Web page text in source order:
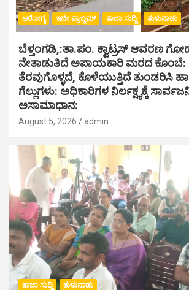
ಆರೋಗ್ಯ ಇದೇ ಪ್ರಾಬ್ಲಮ್ ತಾಜಾ ಸುದ್ದಿ ತುಳುನಾಡು
ಬೆಳ್ತಂಗಡಿ,:ತಾ.ಪಂ‌. ಕ್ವಾಟ್ರಸ್ ಆವರಣ
ನೇತಾಡುತಿದೆ ಅಪಾಯಕಾರಿ ಮರದ ಕೊಂಬೆ:
ತೆರವುಗೊಳ್ಳದೆ, ಕೊಳೆಯುತ್ತಿದೆ ತುಂಡರಿಸಿ
ಗೆಲ್ಲುಗಳು: ಅಧಿಕಾರಿಗಳ ನಿರ್ಲಕ್ಷ್ಯಕ್ಕೆ
ಅಸಾಮಾಧಾನ:
August 5, 2026 admin
ತಾಜಾ ಸುದ್ದಿ ತುಳುನಾಡು